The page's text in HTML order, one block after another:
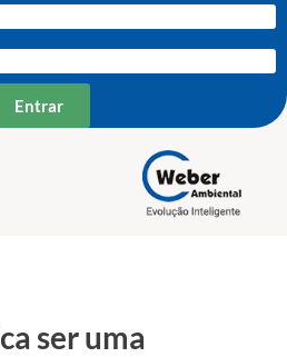
Entrar
ser uma